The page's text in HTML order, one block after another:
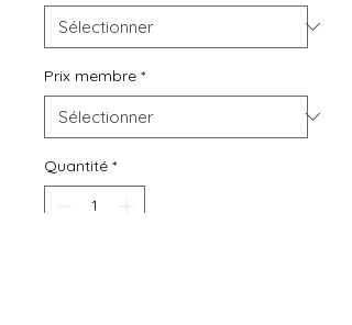
Prix membre *
Quantité *